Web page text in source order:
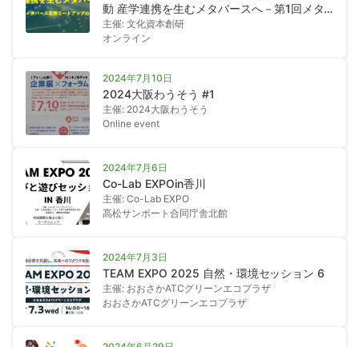
動 産学連携を生むメタバースへ－第1回メタ
バース定例ミートアップ－
主催: 文化資本創研
オンライン
2024年7月10日
2024大阪わうそう #1
主催: 2024大阪わうそう
Online event
2024年7月6日
Co-Lab EXPOin香川
主催: Co-Lab EXPO
高松サンポート合同庁舎北館
2024年7月3日
TEAM EXPO 2025 自然・環境セッション 6
主催: おおさかATCグリーンエコプラザ
おおさかATCグリーンエコプラザ